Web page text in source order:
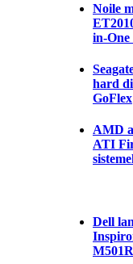
Noile
in-
hard
GoFlex
AMD
ATI
Dell
M501R